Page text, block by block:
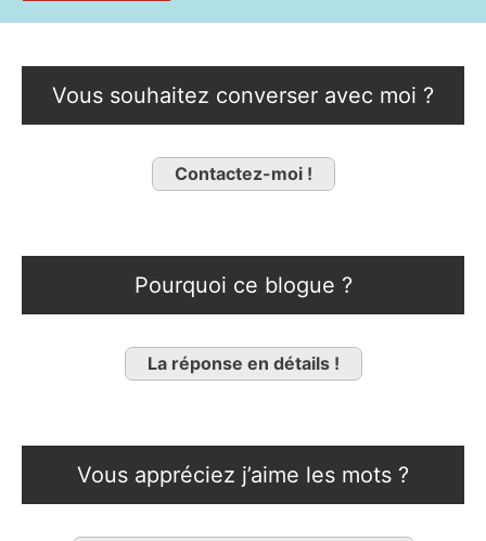
Vous souhaitez converser avec moi ?
Contactez-moi !
Pourquoi ce blogue ?
La réponse en détails !
Vous appréciez j’aime les mots ?